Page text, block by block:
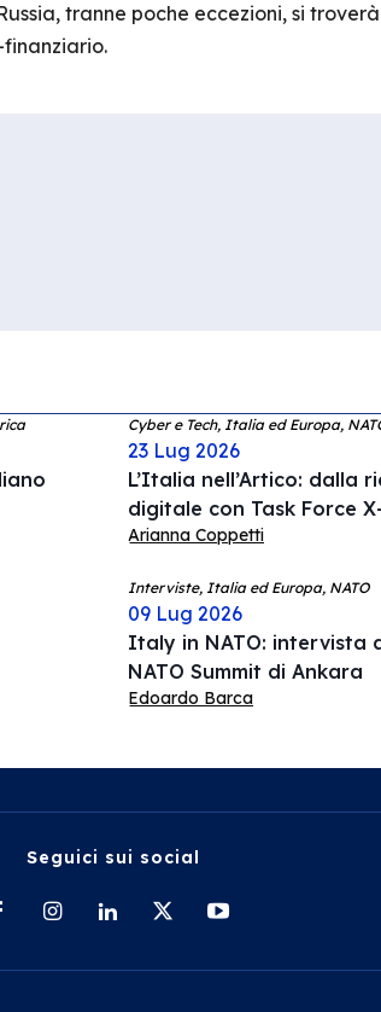
tranne poche eccezioni, si
Cyber e Tech, Italia ed Europa,
23 Lug 2026
L’Italia nell’Artico: dalla
digitale con Task Force
Arianna Coppetti
Interviste, Italia ed Europa, NATO
09 Lug 2026
Italy in NATO: intervista
NATO Summit di Ankara
Edoardo Barca
Seguici sui social